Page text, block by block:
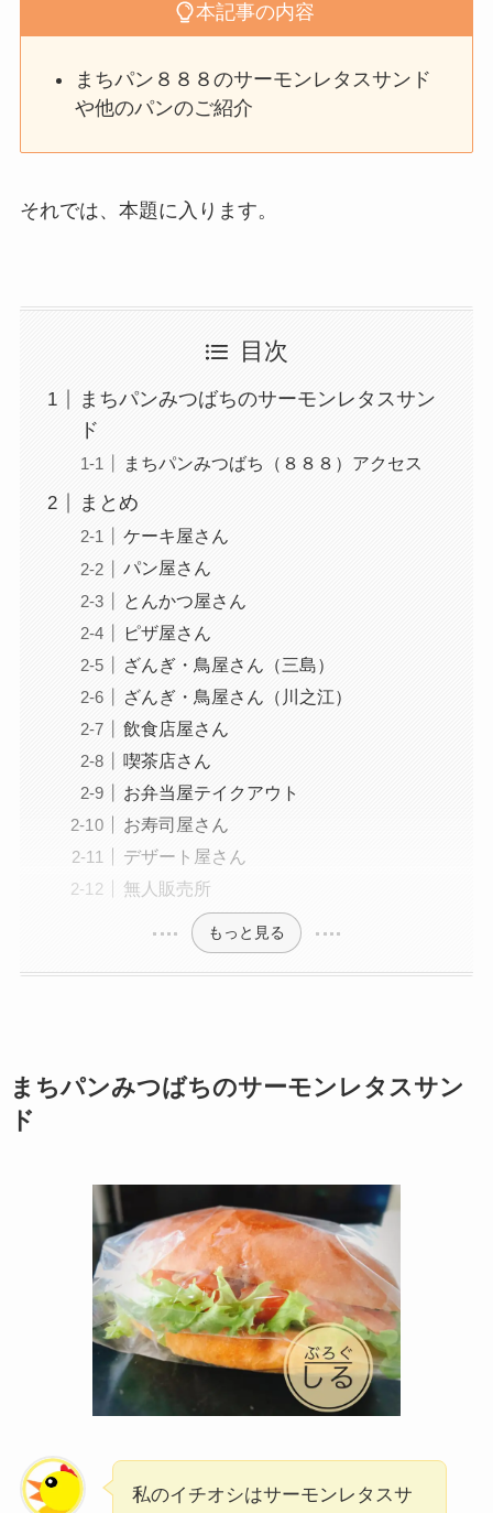
本記事の内容
まちパン８８８のサーモンレタスサンド
や他のパンのご紹介
それでは、本題に入ります。
目次
まちパンみつばちのサーモンレタスサン
ド
まちパンみつばち（８８８）アクセス
まとめ
ケーキ屋さん
パン屋さん
とんかつ屋さん
ピザ屋さん
ざんぎ・鳥屋さん（三島）
ざんぎ・鳥屋さん（川之江）
飲食店屋さん
喫茶店さん
お弁当屋テイクアウト
お寿司屋さん
デザート屋さん
無人販売所
もっと見る
まちパンみつばちのサーモンレタスサン
ド
私のイチオシはサーモンレタスサ